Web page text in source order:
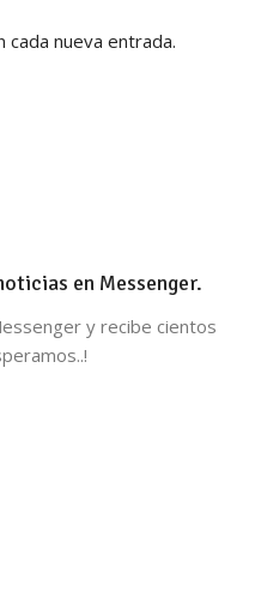
cada nueva entrada.
en Messenger.
y recibe cientos